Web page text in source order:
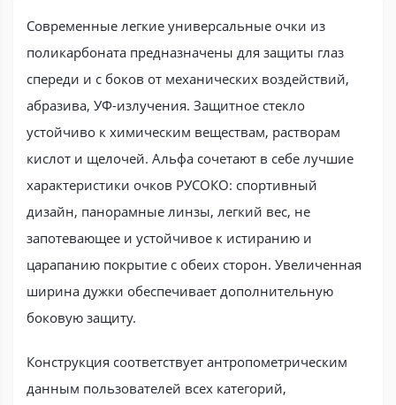
Современные легкие универсальные очки из
поликарбоната предназначены для защиты глаз
спереди и с боков от механических воздействий,
абразива, УФ-излучения. Защитное стекло
устойчиво к химическим веществам, растворам
кислот и щелочей. Альфа сочетают в себе лучшие
характеристики очков РУСОКО: спортивный
дизайн, панорамные линзы, легкий вес, не
запотевающее и устойчивое к истиранию и
царапанию покрытие с обеих сторон. Увеличенная
ширина дужки обеспечивает дополнительную
боковую защиту.
Конструкция соответствует антропометрическим
данным пользователей всех категорий,